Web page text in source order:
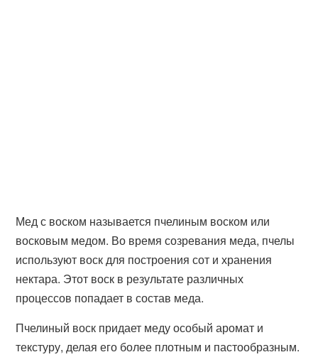
Мед с воском называется пчелиным воском или
восковым медом. Во время созревания меда, пчелы
используют воск для построения сот и хранения
нектара. Этот воск в результате различных
процессов попадает в состав меда.
Пчелиный воск придает меду особый аромат и
текстуру, делая его более плотным и пастообразным.